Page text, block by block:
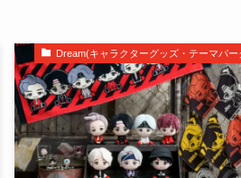
Dream(キャラクターグッズ・テーマパー